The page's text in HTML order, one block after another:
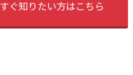
ぐ知りたい方はこちら